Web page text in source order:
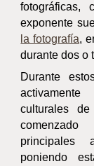
fotográficas,
exponente
la fotografía,
durante dos o
Durante
culturales
principales
poniendo